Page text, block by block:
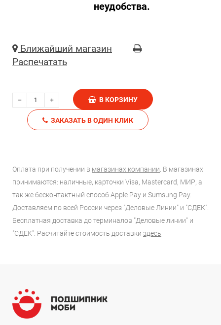
неудобства.
Ближайший магазин
Распечатать
В КОРЗИНУ
ЗАКАЗАТЬ В ОДИН КЛИК
Оплата при получении в магазинах компании . В магазинах
принимаются: наличные, карточки Visa, Mastercard, МИР, а
так же бесконтактный способ Apple Pay и Sumsung Pay.
Доставляем по всей России через "Деловые Линии" и "СДЕК".
Бесплатная доставка до терминалов "Деловые линии" и
"СДЕК". Расчитайте стоимость доставки здесь